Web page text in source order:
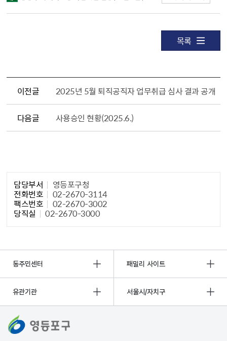
목록
이전글 2025년 5월 퇴직공직자 업무취급 심사 결과 공개
다음글 사용승인 현황(2025.6.)
담당부서 영등포구청
전화번호 02-2670-3114
팩스번호 02-2670-3002
당직실 02-2670-3000
동주민센터 패밀리 사이트
유관기관 서울시/자치구